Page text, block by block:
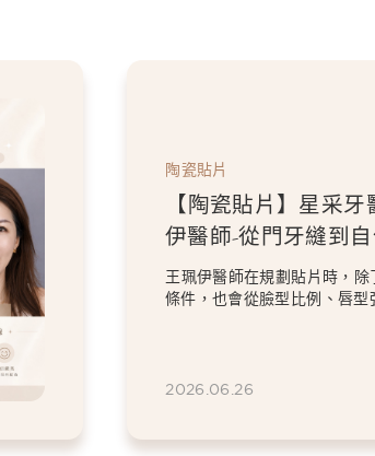
片】星采牙醫診所-王珮
門牙縫到自信笑容：美
造更精緻的微笑曲線
在規劃貼片時，除了考量牙齒本身
從臉型比例、唇型弧度、微笑方式
協助患者...